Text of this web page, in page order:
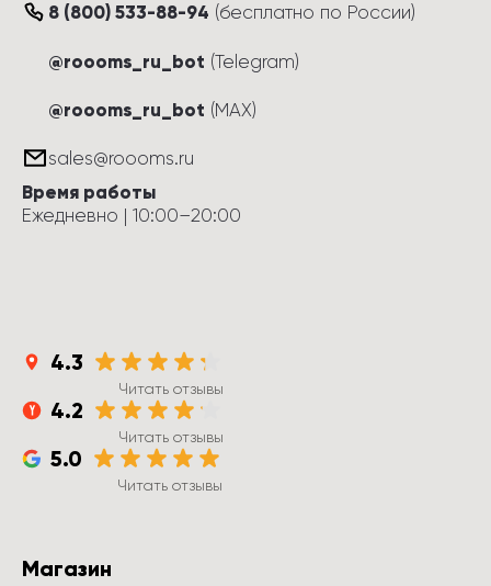
8 (800) 533-88-94 (бесплатно по России)
@roooms_ru_bot (Telegram)
@roooms_ru_bot (MAX)
sales@roooms.ru
Время работы
Ежедневно | 10:00–20:00
4.3
Читать отзывы
4.2
Читать отзывы
5.0
Читать отзывы
Магазин